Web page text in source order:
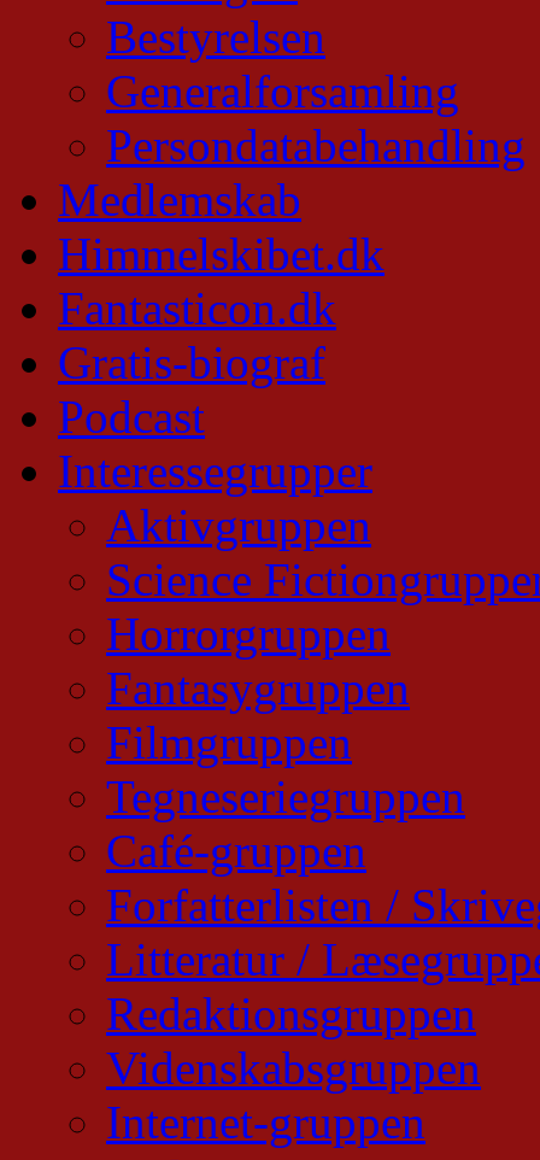
Bestyrelsen
Generalforsamling
Persondatabehandling
Medlemskab
Himmelskibet.dk
Fantasticon.dk
Gratis-biograf
Podcast
Interessegrupper
Aktivgruppen
Science
Horrorgruppen
Fantasygruppen
Filmgruppen
Tegneseriegruppen
Café-gruppen
Forfatterlisten /
Litteratur /
Redaktionsgruppen
Videnskabsgruppen
Internet-gruppen